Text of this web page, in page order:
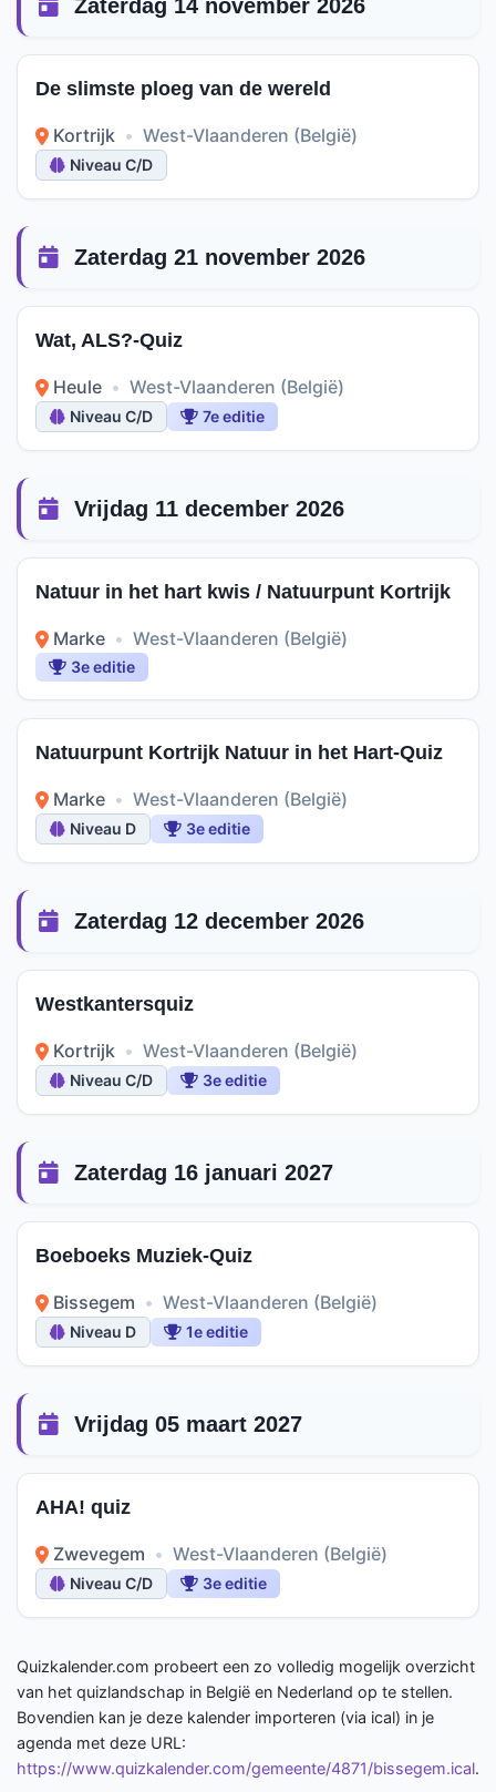
Zaterdag 14 november 2026
De slimste ploeg van de wereld
Kortrijk • West-Vlaanderen (België)
Niveau C/D
Zaterdag 21 november 2026
Wat, ALS?-Quiz
Heule • West-Vlaanderen (België)
Niveau C/D 7e editie
Vrijdag 11 december 2026
Natuur in het hart kwis / Natuurpunt Kortrijk
Marke • West-Vlaanderen (België)
3e editie
Natuurpunt Kortrijk Natuur in het Hart-Quiz
Marke • West-Vlaanderen (België)
Niveau D 3e editie
Zaterdag 12 december 2026
Westkantersquiz
Kortrijk • West-Vlaanderen (België)
Niveau C/D 3e editie
Zaterdag 16 januari 2027
Boeboeks Muziek-Quiz
Bissegem • West-Vlaanderen (België)
Niveau D 1e editie
Vrijdag 05 maart 2027
AHA! quiz
Zwevegem • West-Vlaanderen (België)
Niveau C/D 3e editie
Quizkalender.com probeert een zo volledig mogelijk overzicht
van het quizlandschap in België en Nederland op te stellen.
Bovendien kan je deze kalender importeren (via ical) in je
agenda met deze URL:
https://www.quizkalender.com/gemeente/4871/bissegem.ical.